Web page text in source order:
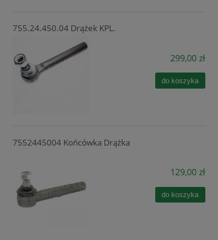
755.24.450.04 Drążek KPL.
299,00 zł
do koszyka
7552445004 Końcówka Drążka
129,00 zł
do koszyka